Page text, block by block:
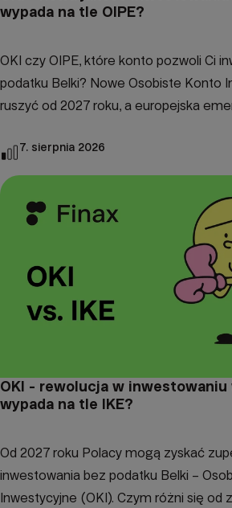
wypada na tle OIPE?
OKI czy OIPE, które konto pozwoli Ci
podatku Belki? Nowe Osobiste Konto
ruszyć od 2027 roku, a europejska
7. sierpnia 2026
OKI - rewolucja w inwestowaniu
wypada na tle IKE?
Od 2027 roku Polacy mogą zyskać
inwestowania bez podatku Belki –
Inwestycyjne (OKI). Czym różni się od